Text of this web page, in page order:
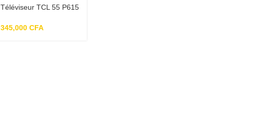
Téléviseur TCL 55 P615
– Android
345,000 CFA